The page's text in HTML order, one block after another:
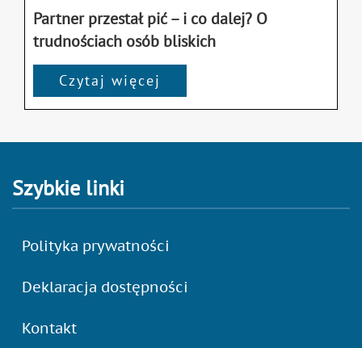
Partner przestał pić – i co dalej? O
trudnościach osób bliskich
Czytaj więcej
Szybkie linki
Polityka prywatności
Deklaracja dostępności
Kontakt